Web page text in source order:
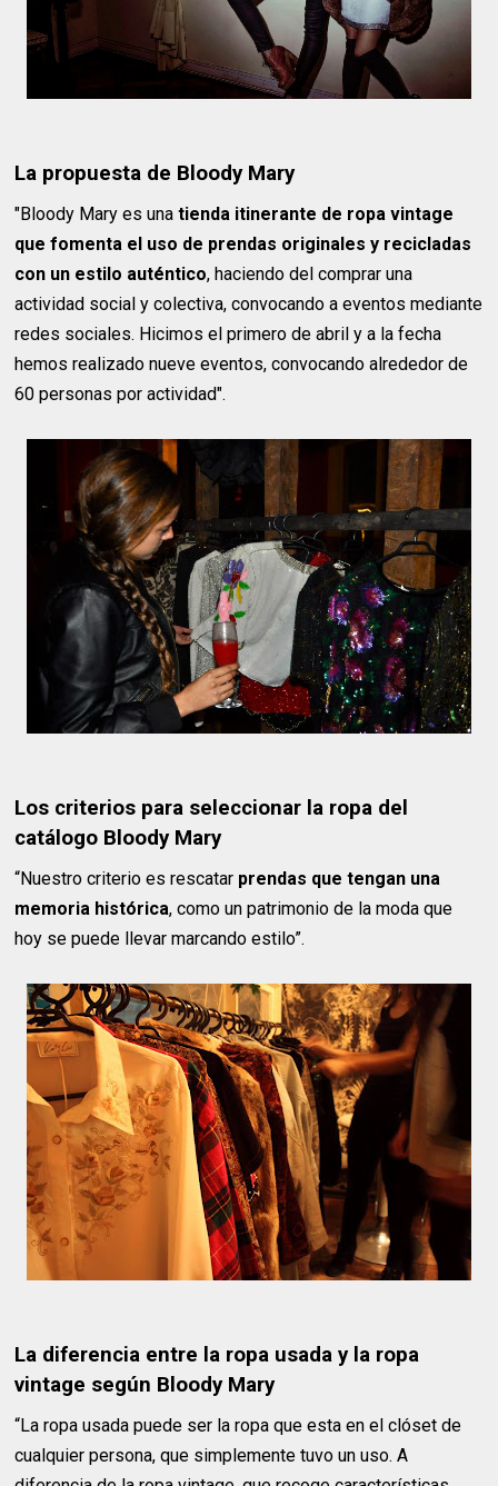
La propuesta de Bloody Mary
"Bloody Mary es unatienda itinerante de ropa vintage
que fomenta el uso de prendas originales y recicladas
con un estilo auténtico, haciendo del comprar una
actividad social y colectiva, convocando a eventos mediante
redes sociales. Hicimos el primero de abril y a la fecha
hemos realizado nueve eventos, convocando alrededor de
60 personas por actividad".
Los criterios para seleccionar la ropa del
catálogo Bloody Mary
“Nuestro criterio es rescatar prendas que tengan una
memoria histórica, como un patrimonio de la moda que
hoy se puede llevar marcando estilo”.
La diferencia entre la ropa usada y la ropa
vintage según Bloody Mary
“La ropa usada puede ser la ropa que esta en el clóset de
cualquier persona, que simplemente tuvo un uso. A